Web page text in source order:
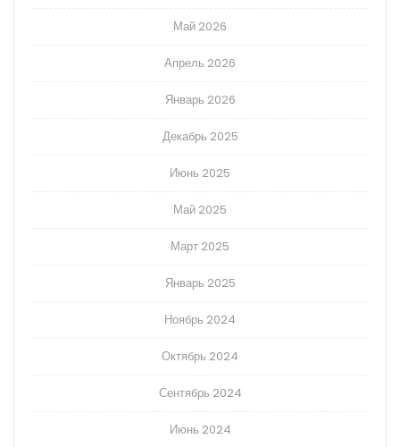
Май 2026
Апрель 2026
Январь 2026
Декабрь 2025
Июнь 2025
Май 2025
Март 2025
Январь 2025
Ноябрь 2024
Октябрь 2024
Сентябрь 2024
Июнь 2024